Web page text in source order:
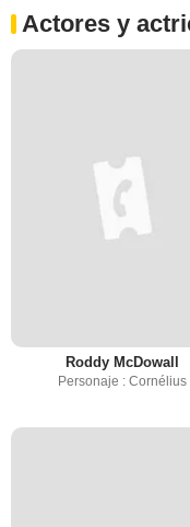
Actores y
Roddy McDowall
Personaje : Cornélius